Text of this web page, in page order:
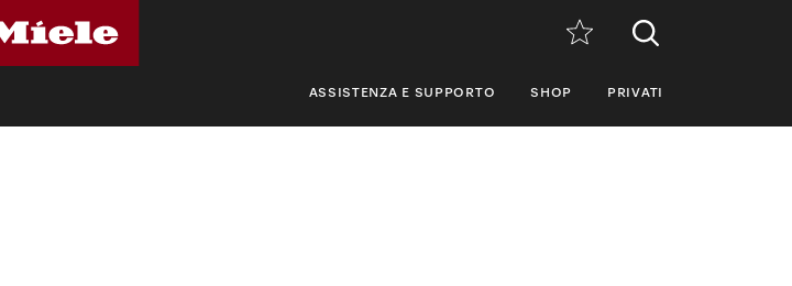
ASSISTENZA E SUPPORTO SHOP PRIVATI